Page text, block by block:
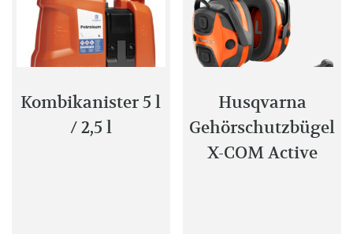
können
auf
der
gewählt
Kombikanister 5 l
/ 2,5 l
Husqvarna
Gehörschutzbügel
X-COM Active